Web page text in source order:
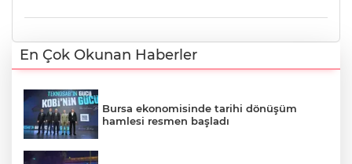
En Çok Okunan Haberler
Bursa ekonomisinde tarihi dönüşüm
hamlesi resmen başladı